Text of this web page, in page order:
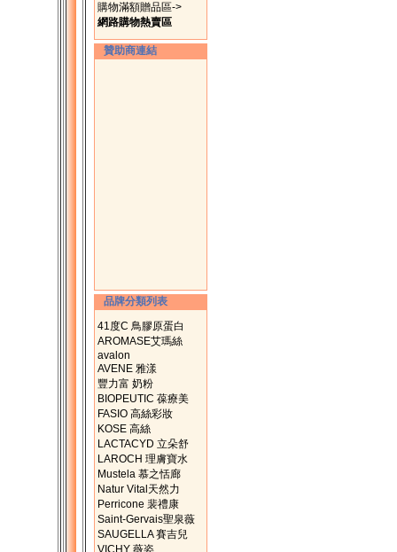
購物滿額贈品區->
網路購物熱賣區
贊助商連結
品牌分類列表
41度C 鳥膠原蛋白
AROMASE艾瑪絲
avalon
AVENE 雅漾
豐力富 奶粉
BIOPEUTIC 葆療美
FASIO 高絲彩妝
KOSE 高絲
LACTACYD 立朵舒
LAROCH 理膚寶水
Mustela 慕之恬廊
Natur Vital天然力
Perricone 裴禮康
Saint-Gervais聖泉薇
SAUGELLA 賽吉兒
VICHY 薇姿